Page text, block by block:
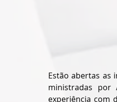
Estão abertas as
ministradas por
experiência com